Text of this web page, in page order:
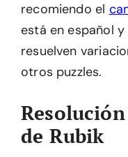
recomiendo el
está en español
resuelven
otros puzzles.
de Rubik